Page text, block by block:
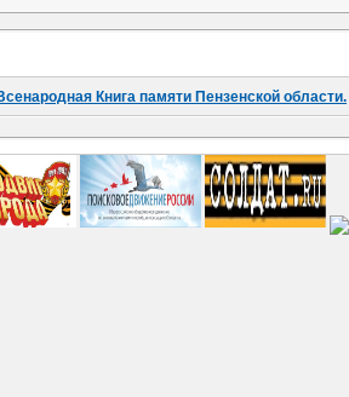
Книга памяти Пензенской области.